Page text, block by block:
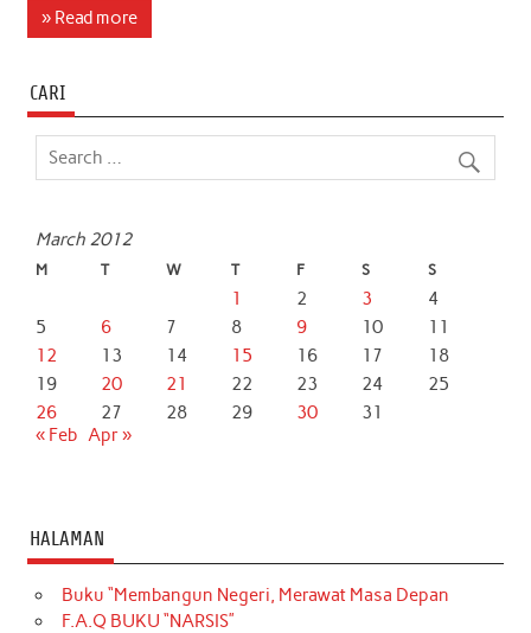
c
o
o
i
e
r
A
d
» Read more
CARI
March 2012
M T W T F S S
1 2 3
4
5
6 7 8 9 10
11
12
13 14 15 16 17
18
19
20 21 22 23 24
25
26
27 28 29 30
31
« Feb Apr »
HALAMAN
Buku “Membangun Negeri, Merawat Masa Depan
F.A.Q BUKU “NARSIS”